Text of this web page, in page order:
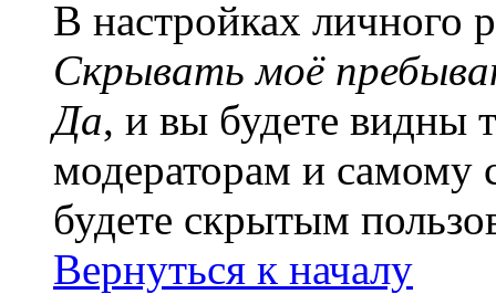
В настройках личного
Скрывать моё
Да, и вы будете видны
модераторам и самому
будете скрытым
Вернуться к началу